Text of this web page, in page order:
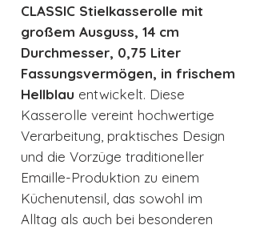
CLASSIC Stielkasserolle mit
großem Ausguss, 14 cm
Durchmesser, 0,75 Liter
Fassungsvermögen, in frischem
Hellblau entwickelt. Diese
Kasserolle vereint hochwertige
Verarbeitung, praktisches Design
und die Vorzüge traditioneller
Emaille-Produktion zu einem
Küchenutensil, das sowohl im
Alltag als auch bei besonderen